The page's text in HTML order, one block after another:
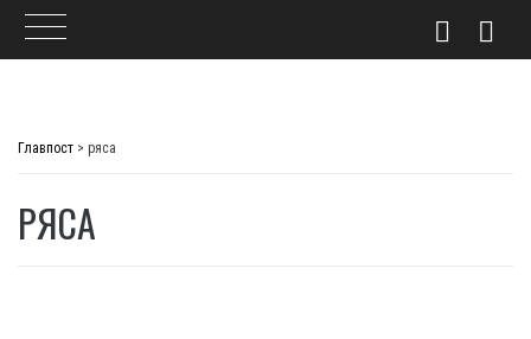
Главпост > ряса
РЯСА